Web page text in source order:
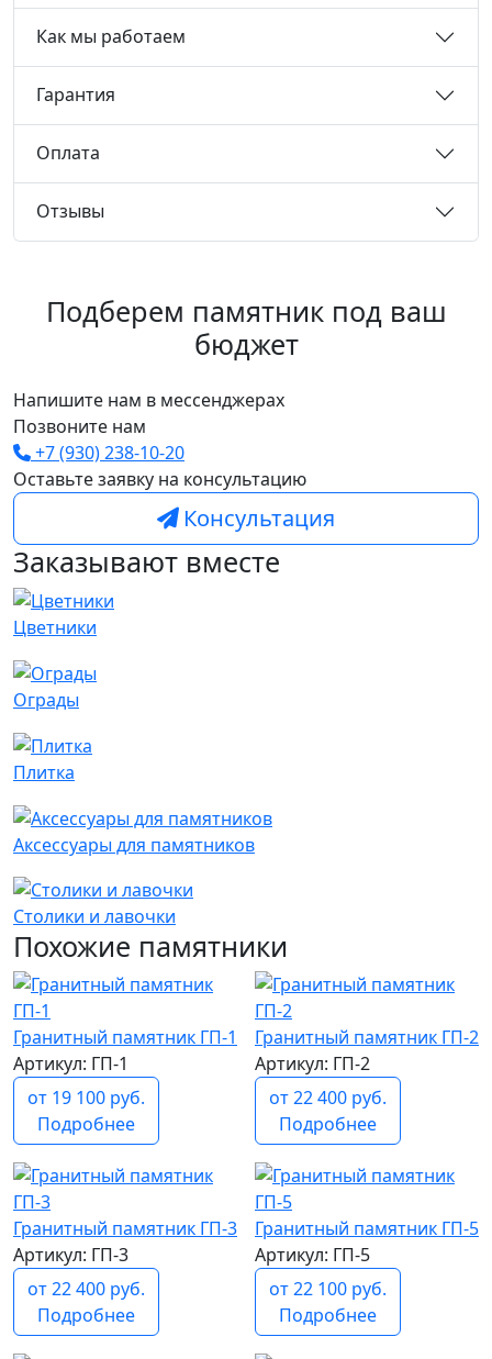
Как мы работаем
Гарантия
Оплата
Отзывы
Подберем памятник под ваш
бюджет
Напишите нам в мессенджерах
Позвоните нам
+7 (930) 238-10-20
Оставьте заявку на консультацию
Консультация
Заказывают вместе
Цветники
Ограды
Плитка
Аксессуары для памятников
Столики и лавочки
Похожие памятники
Гранитный памятник ГП-1
Артикул: ГП-1
от 19 100 руб.
Подробнее
Гранитный памятник ГП-2
Артикул: ГП-2
от 22 400 руб.
Подробнее
Гранитный памятник ГП-3
Артикул: ГП-3
от 22 400 руб.
Подробнее
Гранитный памятник ГП-5
Артикул: ГП-5
от 22 100 руб.
Подробнее